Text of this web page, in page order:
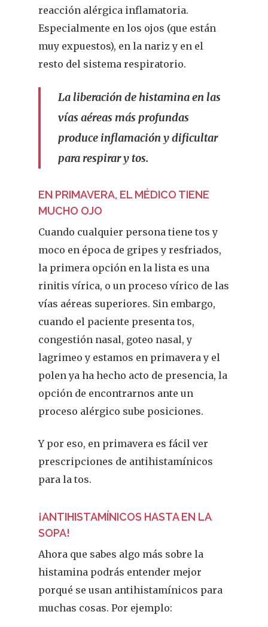
reacción alérgica inflamatoria.
Especialmente en los ojos (que están
muy expuestos), en la nariz y en el
resto del sistema respiratorio.
La liberación de histamina en las
vías aéreas más profundas
produce inflamación y dificultar
para respirar y tos.
EN PRIMAVERA, EL MÉDICO TIENE
MUCHO OJO
Cuando cualquier persona tiene tos y
moco en época de gripes y resfriados,
la primera opción en la lista es una
rinitis vírica, o un proceso vírico de las
vías aéreas superiores. Sin embargo,
cuando el paciente presenta tos,
congestión nasal, goteo nasal, y
lagrimeo y estamos en primavera y el
polen ya ha hecho acto de presencia, la
opción de encontrarnos ante un
proceso alérgico sube posiciones.
Y por eso, en primavera es fácil ver
prescripciones de antihistamínicos
para la tos.
¡ANTIHISTAMÍNICOS HASTA EN LA
SOPA!
Ahora que sabes algo más sobre la
histamina podrás entender mejor
porqué se usan antihistamínicos para
muchas cosas. Por ejemplo: